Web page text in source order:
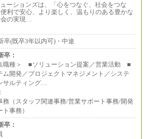
ーションズは、「心をつなぐ、社会をつな
利で安心、より楽しく、温もりのある豊かな
会の実現…
卒(既卒3年以内可)・中途
卒：
職種＞ ■ソリューション提案／営業活動 ■
ム開発／プロジェクトマネジメント／システ
サルティング…
務（スタッフ関連事務/営業サポート事務/開発
事務）
卒：